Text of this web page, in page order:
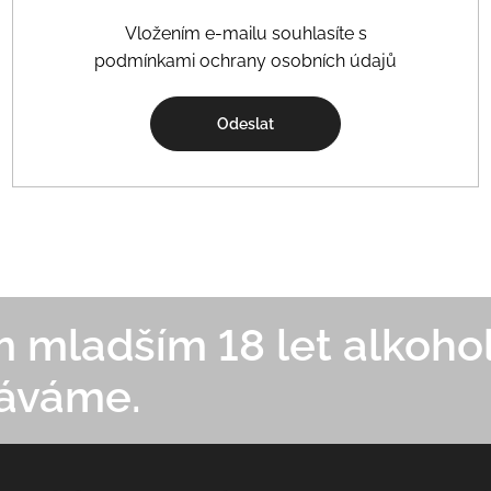
podmínkami ochrany osobních údajů
Odeslat
mladším 18 let